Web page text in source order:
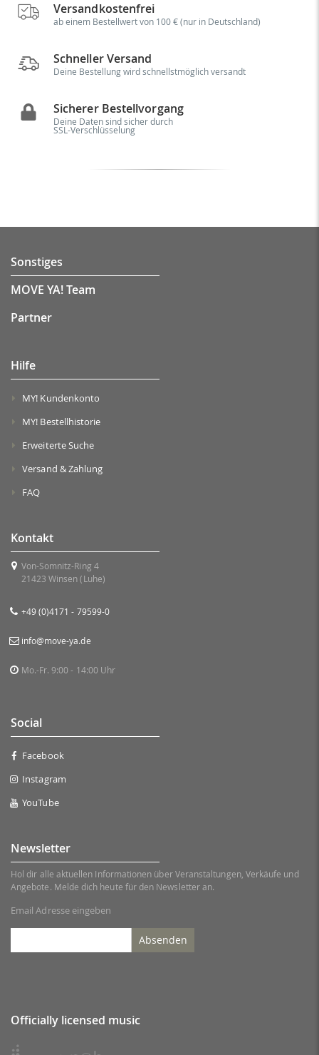
Versandkostenfrei
ab einem Bestellwert von 100 € (nur in Deutschland)
Schneller Versand
Deine Bestellung wird schnellstmöglich versandt
Sicherer Bestellvorgang
Deine Daten sind sicher durch
SSL-Verschlüsselung
Sonstiges
MOVE YA! Team
Partner
Hilfe
MY! Kundenkonto
MY! Bestellhistorie
Erweiterte Suche
Versand & Zahlung
FAQ
Kontakt
Von-Somnitz-Ring 4
21423 Winsen (Luhe)
+49 (0)4171 - 79599-0
info@move-ya.de
Mo.-Fr. 9:00 - 14:00 Uhr
Social
Facebook
Instagram
YouTube
Newsletter
Hol dir alle aktuellen Informationen über Veranstaltungen, Verkäufe und
Angebote. Melde dich heute für den Newsletter an.
Email Adresse eingeben
Absenden
Officially licensed music